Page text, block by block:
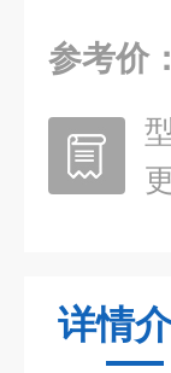
参考价：
详情